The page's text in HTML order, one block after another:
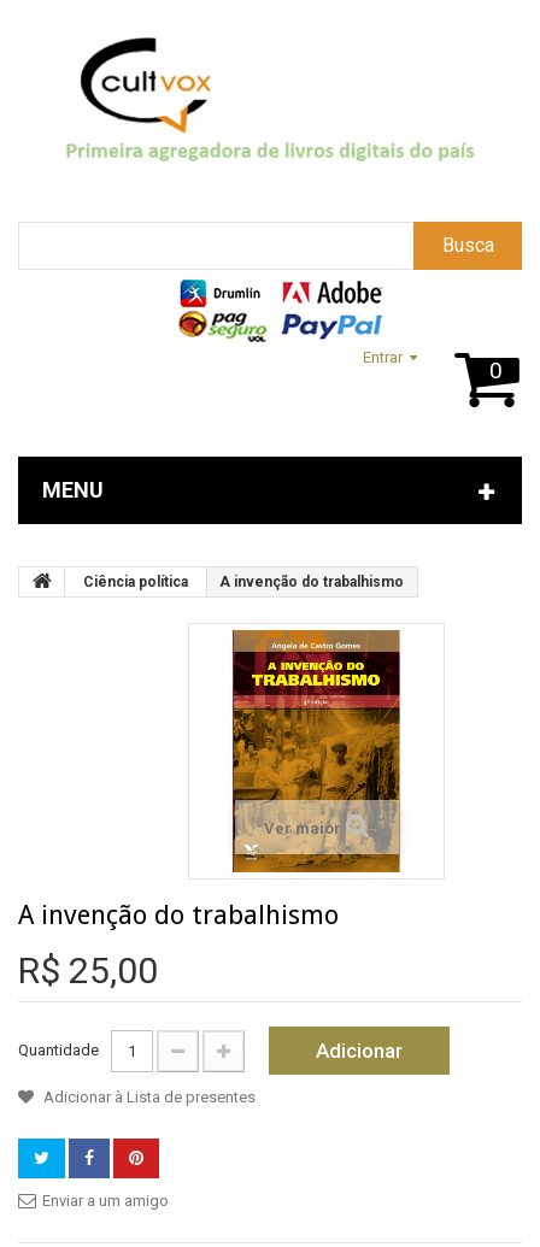
Busca
0
Entrar
MENU
Ciência política A invenção do trabalhismo
Ver maior
A invenção do trabalhismo
R$ 25,00
Quantidade Adicionar
Adicionar à Lista de presentes
Enviar a um amigo